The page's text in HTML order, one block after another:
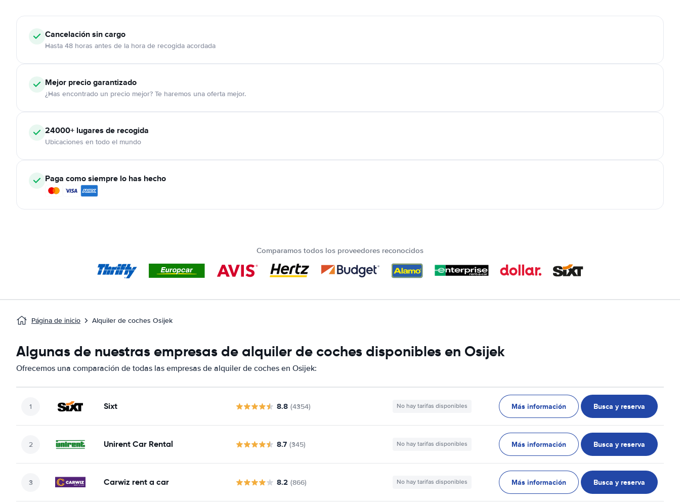
Cancelaciónsin cargo
Hasta 48 horas antes de la hora de recogida acordada
Mejor precio garantizado
¿Has encontrado un precio mejor? Te haremos una oferta mejor.
24000+ lugares de recogida
Ubicaciones en todo el mundo
Paga como siempre lo has hecho
Comparamos todos los proveedores reconocidos
Página de inicio Alquiler de coches Osijek
Algunas de nuestras empresas de alquiler de coches disponibles en Osijek
Ofrecemos una comparación de todas las empresas de alquiler de coches en Osijek:
Sixt 8.8 (4354) No hay tarifas disponibles Más información Busca y reserva
Unirent Car Rental 8.7 (345) No hay tarifas disponibles Más información Busca y reserva
Carwiz rent a car 8.2 (866) No hay tarifas disponibles Más información Busca y reserva